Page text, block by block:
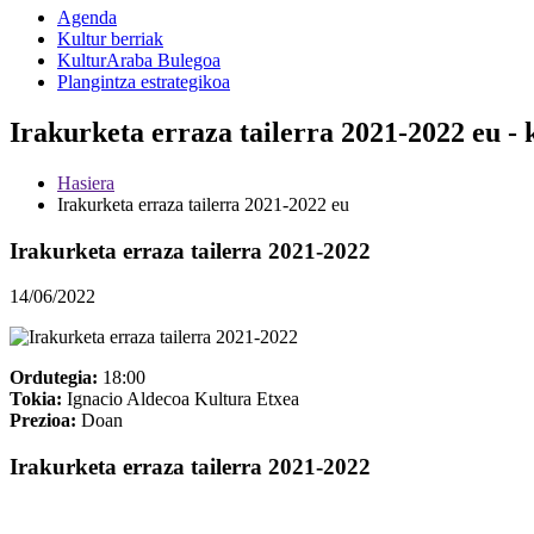
Agenda
Kultur berriak
KulturAraba Bulegoa
Plangintza estrategikoa
Irakurketa erraza tailerra 2021-2022 eu -
Hasiera
Irakurketa erraza tailerra 2021-2022 eu
Irakurketa erraza tailerra 2021-2022
14/06/2022
Ordutegia: 18:00
Tokia: Ignacio Aldecoa Kultura Etxea
Prezioa: Doan
Irakurketa erraza tailerra 2021-2022